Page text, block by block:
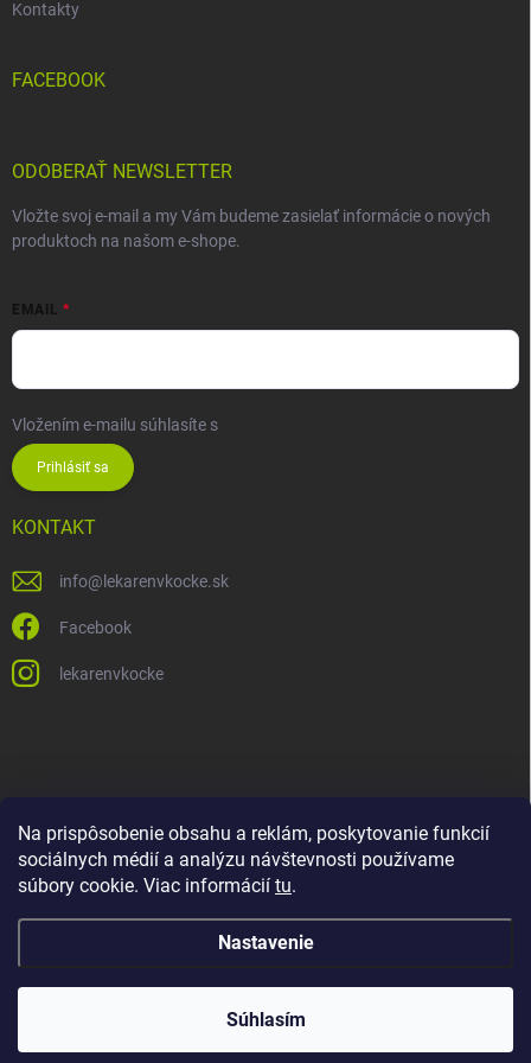
Na prispôsobenie obsahu a reklám, poskytovanie funkcií
sociálnych médií a analýzu návštevnosti používame
súbory cookie. Viac informácií tu.
Nastavenie
Súhlasím
Kontakty
FACEBOOK
ODOBERAŤ NEWSLETTER
Vložte svoj e-mail a my Vám budeme zasielať informácie o nových
produktoch na našom e-shope.
EMAIL
Vložením e-mailu súhlasíte s
Prihlásiť sa
KONTAKT
info@ lekarenvkocke.sk
Facebook
lekarenvkocke
nastavenie cookies